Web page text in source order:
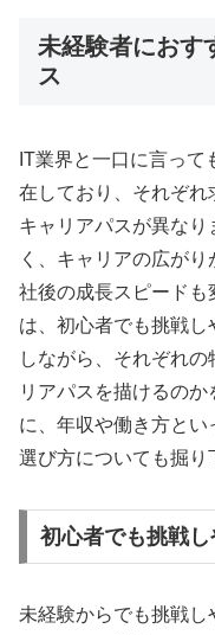
未経験者におす
ス
IT業界と一口に言っ
在しており、それぞ
キャリアパスが異な
く、キャリアの広が
社後の成長スピード
は、初心者でも挑戦
しながら、それぞれ
リアパスを描けるの
に、年収や働き方と
選び方についても掘り
初心者でも挑戦
未経験からでも挑戦